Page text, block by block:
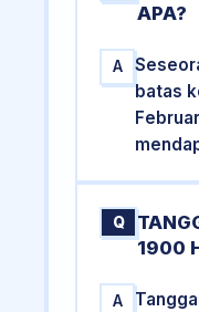
APA?
A
batas
Q
1900
A